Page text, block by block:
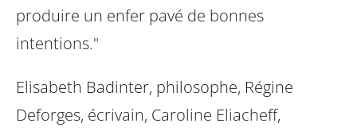
produire un enfer pavé de bonnes
intentions."
Elisabeth Badinter, philosophe, Régine
Deforges, écrivain, Caroline Eliacheff,